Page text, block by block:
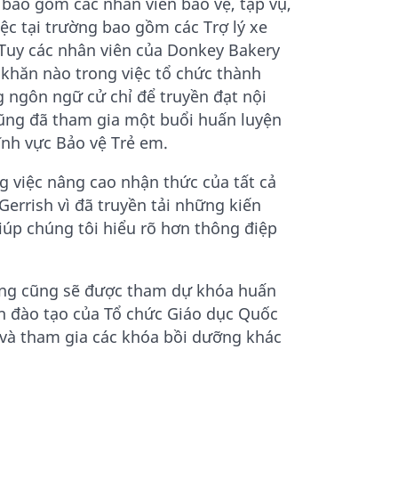
tại trường bao gồm các Trợ lý xe
các nhân viên của Donkey Bakery
nào trong việc tổ chức thành
ngôn ngữ cử chỉ để truyền đạt nội
đã tham gia một buổi huấn luyện
vực Bảo vệ Trẻ em.
nâng cao nhận thức của tất cả
vì đã truyền tải những kiến
chúng tôi hiểu rõ hơn thông điệp
cũng sẽ được tham dự khóa huấn
tạo của Tổ chức Giáo dục Quốc
tham gia các khóa bồi dưỡng khác